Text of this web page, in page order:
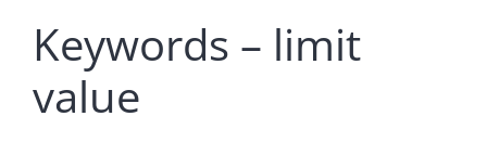
Keywords – limit
value